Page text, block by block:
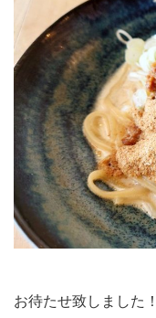
お待たせ致しました